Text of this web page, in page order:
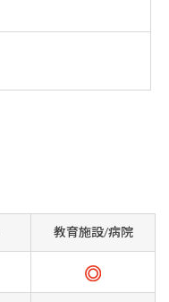
教育施設/病院